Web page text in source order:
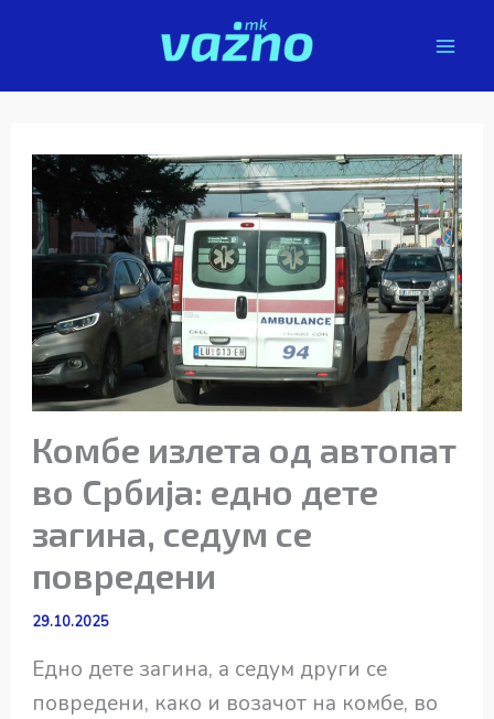
Комбе излета од автопат
во Србија: едно дете
загина, седум се
повредени
29.10.2025
Едно дете загина, а седум други се
повредени, како и возачот на комбе, во